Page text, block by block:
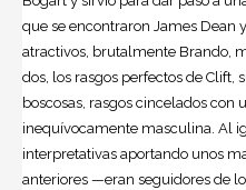
que se encontraron James Dean
atractivos, brutalmente Brando,
dos, los rasgos perfectos de Clift,
boscosas, rasgos cincelados con
inequívocamente masculina. Al
interpretativas aportando unos
anteriores —eran seguidores de